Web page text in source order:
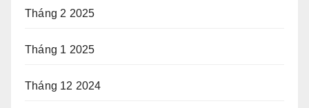
Tháng 2 2025
Tháng 1 2025
Tháng 12 2024